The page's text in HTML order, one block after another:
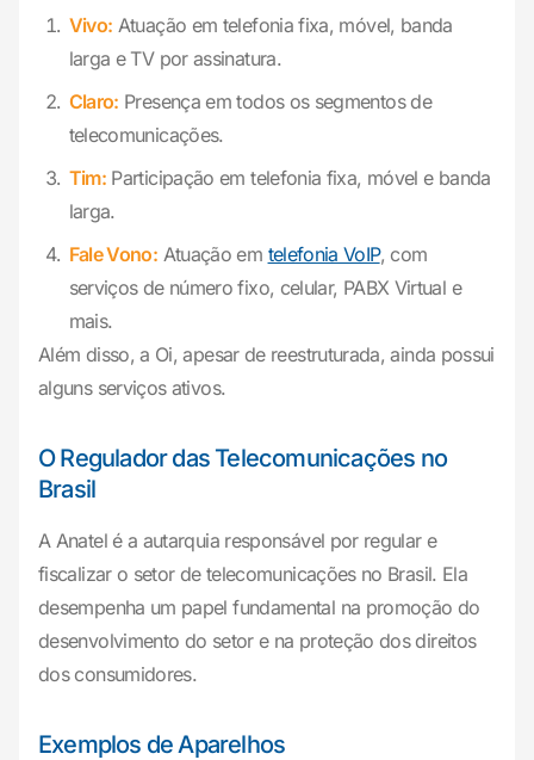
Vivo: Atuação em telefonia fixa, móvel, banda
larga e TV por assinatura.
Claro: Presença em todos os segmentos de
telecomunicações.
Tim: Participação em telefonia fixa, móvel e banda
larga.
Fale Vono: Atuação em telefonia VoIP, com
serviços de número fixo, celular, PABX Virtual e
mais.
Além disso, a Oi, apesar de reestruturada, ainda possui
alguns serviços ativos.
O Regulador das Telecomunicações no
Brasil
A Anatel é a autarquia responsável por regular e
fiscalizar o setor de telecomunicações no Brasil. Ela
desempenha um papel fundamental na promoção do
desenvolvimento do setor e na proteção dos direitos
dos consumidores.
Exemplos de Aparelhos